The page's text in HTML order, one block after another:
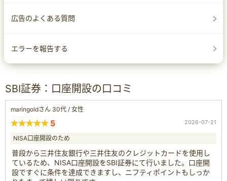
広告のよくある質問
エラーを報告する
SBI証券：口座開設の口コミ
maringoldさん 30代 / 女性
5 2026-07-21
NISA口座開設のため
普段から三井住友銀行や三井住友のクレジットカードを使用し
ているため、NISA口座開設をSBI証券にて行いました。口座開
設ですぐに条件を達成できますし、ニフティポイントもしっか